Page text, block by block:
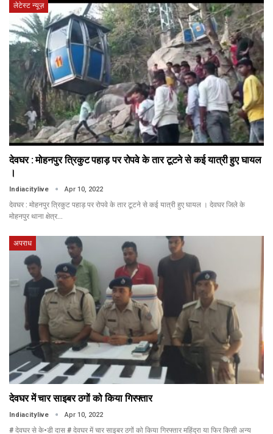
लेटेस्ट न्यूज़
देवघर : मोहनपुर त्रिकुट पहाड़ पर रोपवे के तार टूटने से कई यात्री हुए घायल
।
Indiacitylive Apr 10, 2022
देवघर : मोहनपुर त्रिकुट पहाड़ पर रोपवे के तार टूटने से कई यात्री हुए घायल । देवघर जिले के
मोहनपुर थाना क्षेत्र…
अपराध
देवघर में चार साइबर ठगों को किया गिरफ्तार
Indiacitylive Apr 10, 2022
# देवघर से के•डी दास # देवघर में चार साइबर ठगों को किया गिरफ्तार महिंद्रा या फिर किसी अन्य